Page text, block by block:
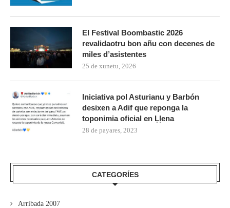
El Festival Boombastic 2026
revalidaotru bon añu con decenes de
miles d’asistentes
25 de xunetu, 2026
Iniciativa pol Asturianu y Barbón
desixen a Adif que reponga la
toponimia oficial en Ḷḷena
28 de payares, 2023
CATEGORÍES
Arribada 2007